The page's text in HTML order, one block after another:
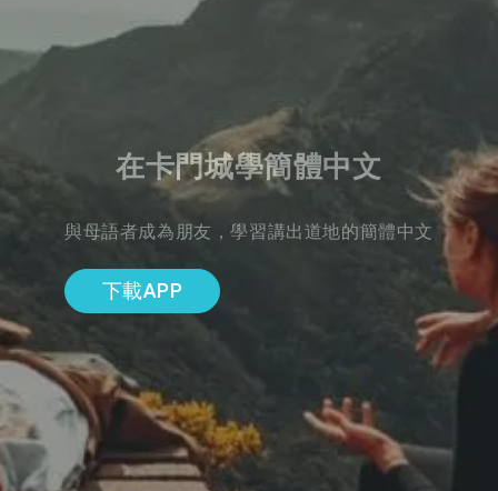
在卡門城學簡體中文
與母語者成為朋友，學習講出道地的簡體中文
下載APP